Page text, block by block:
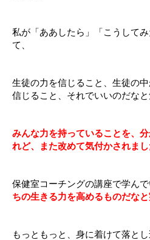
私が「ああしたら」「こうして
て、
生徒の力を信じること、生徒の
信じること、それでいいのだなと
みんな力を持っていることを、
れど、また改めて気付かされまし
保健室コーチングの講座で学んで
ちの生きる力を高めるものだなと
もっともっと、身に着けて落とし